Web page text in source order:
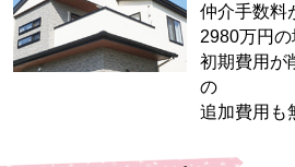
仲介手数料
2980万円
初期費用が
の
追加費用も